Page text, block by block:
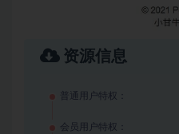
资源信息
普通用户特权：
会员用户特权：